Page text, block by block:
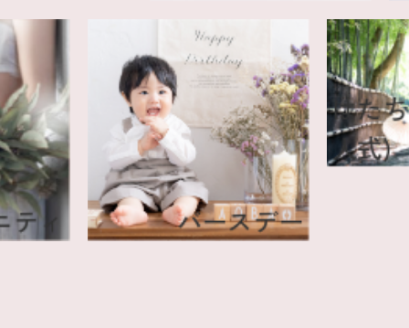
タニティ バースデー